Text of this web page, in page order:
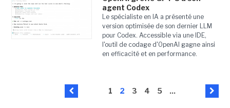
agent Codex
Le spécialiste en IA a présenté une
version optimisée de son dernier LLM
pour Codex. Accessible via une IDE,
l'outil de codage d'OpenAI gagne ainsi
en efficacité et en performance.
1 2 3 4 5 ...